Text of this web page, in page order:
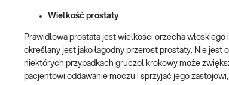
Wielkość prostaty
Prawidłowa prostata jest wielkości orzecha
określany jest jako łagodny przerost prostaty. Nie jest
niektórych przypadkach gruczoł krokowy może
pacjentowi oddawanie moczu i sprzyjać jego